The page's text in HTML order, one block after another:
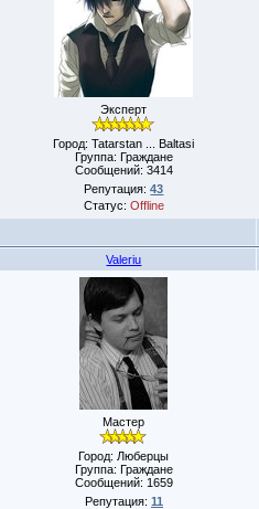
Эксперт
Город: Tatarstan ... Baltasi
Группа: Граждане
Сообщений: 3414
Репутация:43
Статус: Offline
Valeriu
Мастер
Город: Люберцы
Группа: Граждане
Сообщений: 1659
Репутация: 11